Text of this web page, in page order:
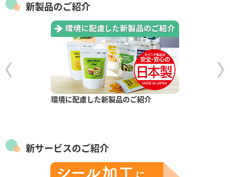
新製品のご紹介
環境に配慮した新製品のご紹介
新サービスのご紹介